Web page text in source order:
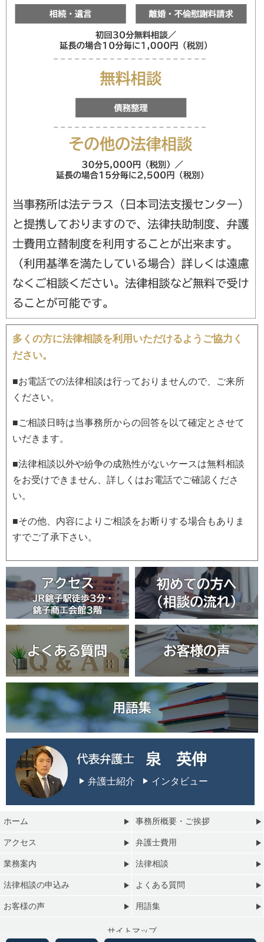
多くの方に法律相談を利用いただけるようご協力く
ださい。
■お電話での法律相談は行っておりませんので、ご来所
ください。
■ご相談日時は当事務所からの回答を以て確定とさせて
いだきます。
■法律相談以外や紛争の成熟性がないケースは無料相談
をお受けできません、詳しくはお電話でご確認くださ
い。
■その他、内容によりご相談をお断りする場合もありま
すでご了承下さい。
弁護士紹介 インタビュー
ホーム 事務所概要・ご挨拶
アクセス 弁護士費用
業務案内 法律相談
法律相談の申込み よくある質問
お客様の声 用語集
サイトマップ